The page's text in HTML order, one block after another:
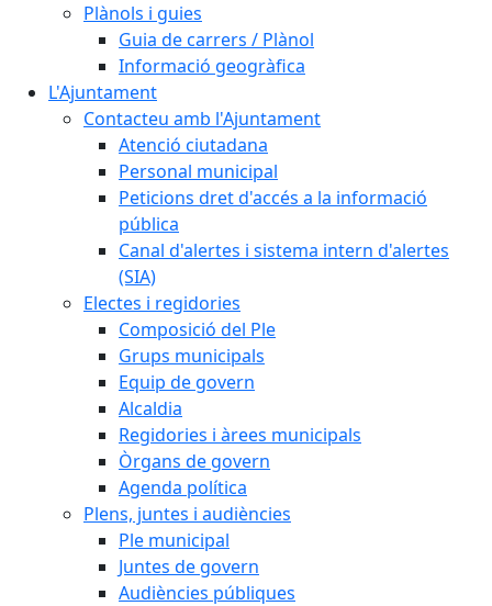
Plànols i guies
Guia de carrers / Plànol
Informació geogràfica
L'Ajuntament
Contacteu amb l'Ajuntament
Atenció ciutadana
Personal municipal
Peticions dret d'accés a la informació
pública
Canal d'alertes i sistema intern d'alertes
(SIA)
Electes i regidories
Composició del Ple
Grups municipals
Equip de govern
Alcaldia
Regidories i àrees municipals
Òrgans de govern
Agenda política
Plens, juntes i audiències
Ple municipal
Juntes de govern
Audiències públiques